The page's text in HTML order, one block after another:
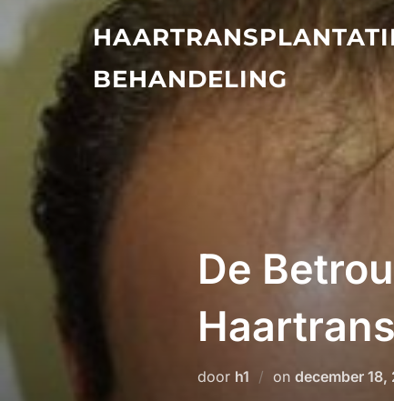
de
BEHANDELING
De
door h1 on Geplaatst
december 18,